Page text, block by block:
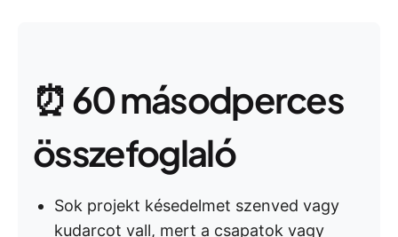
⏰ 60 másodperces
összefoglaló
Sok projekt késedelmet szenved vagy
kudarcot vall, mert a csapatok vagy